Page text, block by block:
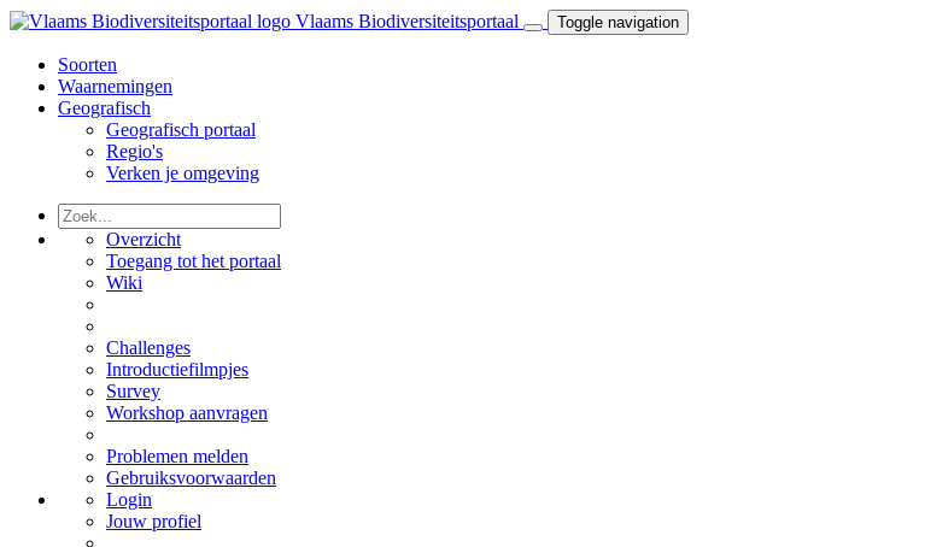
Vlaams Biodiversiteitsportaal Toggle navigation
Soorten
Waarnemingen
Geografisch
Geografisch portaal
Regio's
Verken je omgeving
Overzicht
Toegang tot het portaal
Wiki
Challenges
Introductiefilmpjes
Survey
Workshop aanvragen
Problemen melden
Gebruiksvoorwaarden
Login
Jouw profiel